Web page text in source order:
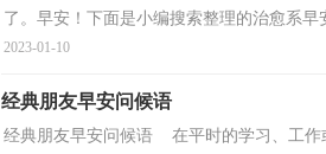
了。早安！下面是小编搜索整理的治愈系早
2023-01-10
经典朋友早安问候语
经典朋友早安问候语 在平时的学习、工作